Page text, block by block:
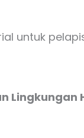
untuk
Lingkungan